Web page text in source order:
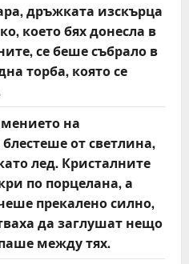
дръжката изскърца
което бях донесла в
се беше събрало в
торба, която се
на
от светлина,
лед. Кристалните
по порцелана, а
прекалено силно,
да заглушат нещо
между тях.